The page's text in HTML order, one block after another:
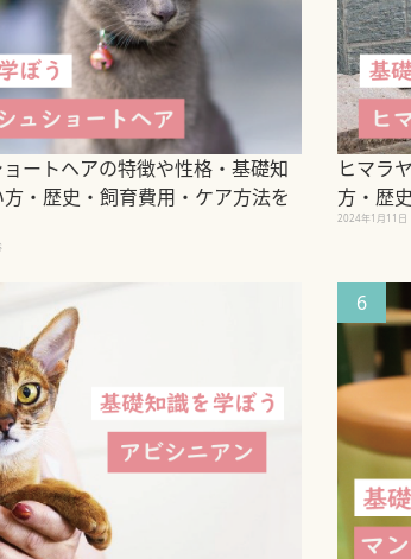
ートヘアの特徴や性格・基礎知
・歴史・飼育費用・ケア方法を
ヒマラ
方・歴
2024年1月11日
6